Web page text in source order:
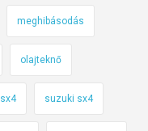
meghibásodás
olajteknő
sx4 suzuki sx4